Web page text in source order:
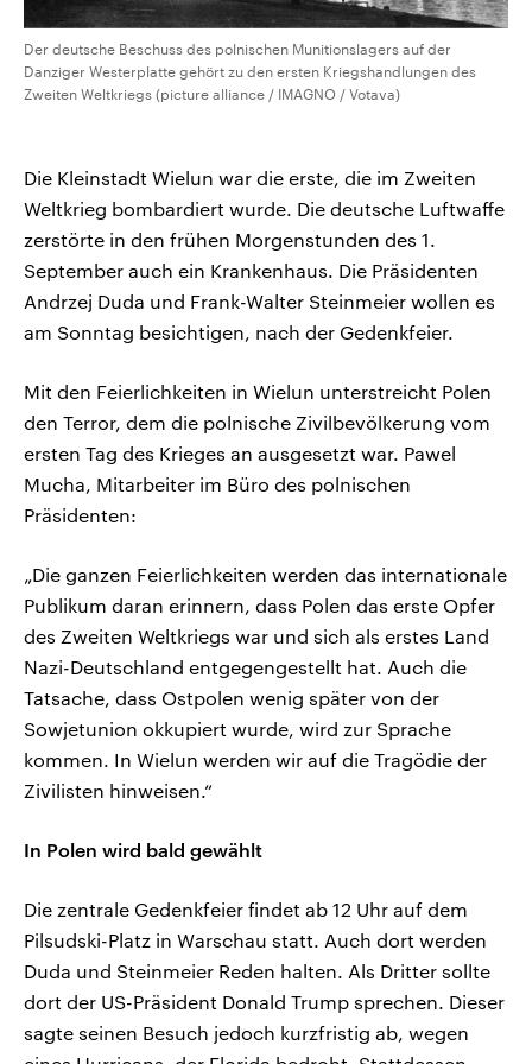
Der deutsche Beschuss des polnischen Munitionslagers auf der
Danziger Westerplatte gehört zu den ersten Kriegshandlungen des
Zweiten Weltkriegs (picture alliance / IMAGNO / Votava)
Die Kleinstadt Wielun war die erste, die im Zweiten
Weltkrieg bombardiert wurde. Die deutsche Luftwaffe
zerstörte in den frühen Morgenstunden des 1.
September auch ein Krankenhaus. Die Präsidenten
Andrzej Duda und Frank-Walter Steinmeier wollen es
am Sonntag besichtigen, nach der Gedenkfeier.
Mit den Feierlichkeiten in Wielun unterstreicht Polen
den Terror, dem die polnische Zivilbevölkerung vom
ersten Tag des Krieges an ausgesetzt war. Pawel
Mucha, Mitarbeiter im Büro des polnischen
Präsidenten:
„Die ganzen Feierlichkeiten werden das internationale
Publikum daran erinnern, dass Polen das erste Opfer
des Zweiten Weltkriegs war und sich als erstes Land
Nazi-Deutschland entgegengestellt hat. Auch die
Tatsache, dass Ostpolen wenig später von der
Sowjetunion okkupiert wurde, wird zur Sprache
kommen. In Wielun werden wir auf die Tragödie der
Zivilisten hinweisen.“
In Polen wird bald gewählt
Die zentrale Gedenkfeier findet ab 12 Uhr auf dem
Pilsudski-Platz in Warschau statt. Auch dort werden
Duda und Steinmeier Reden halten. Als Dritter sollte
dort der US-Präsident Donald Trump sprechen. Dieser
sagte seinen Besuch jedoch kurzfristig ab, wegen